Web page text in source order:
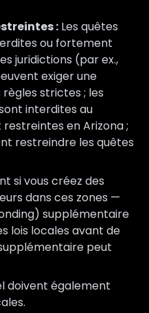
: Les quêtes
ou fortement
juridictions (par ex.,
exiger une
strictes ; les
interdites au
en Arizona ;
restreindre les quêtes
si vous créez des
dans ces zones —
supplémentaire
lois locales avant de
peut
doivent également